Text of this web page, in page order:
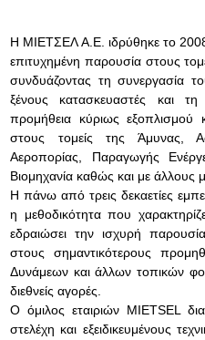
Η ΜΙΕΤΣΕΛ Α.Ε. ιδρύθηκε το 2008
επιτυχημένη παρουσία στους
συνδυάζοντας τη συνεργασία
ξένους κατασκευαστές και
προμήθεια κύριως εξοπλισμού
στους τομείς της Άμυνας,
Αεροπορίας, Παραγωγής
Βιομηχανία καθώς και με άλλους
Η πάνω από τρεις δεκαετίες
η μεθοδικότητα που
εδραιώσει την ισχυρή
στους σημαντικότερους
Δυνάμεων και άλλων τοπικών
διεθνείς αγορές.
Ο όμιλος εταιριών MIETSEL
στελέχη και εξειδικευμένους